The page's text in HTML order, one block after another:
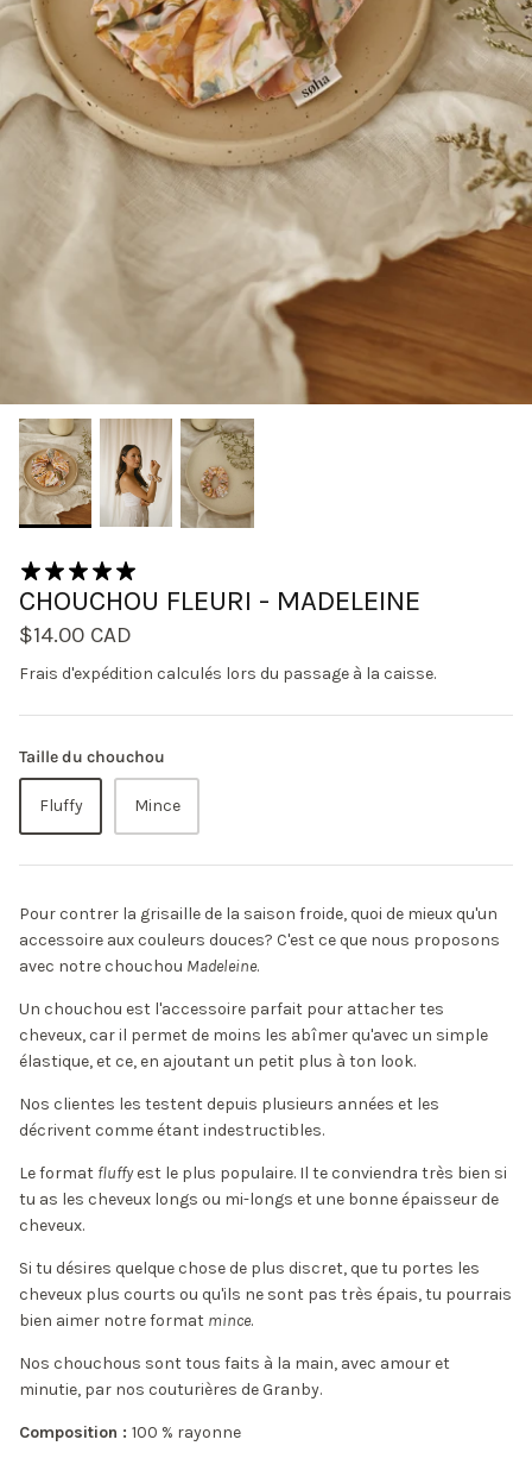
CHOUCHOU FLEURI - MADELEINE
$14.00 CAD
Frais d'expédition calculés lors du passage à la caisse.
Taille du chouchou
Fluffy Mince
Pour contrer la grisaille de la saison froide, quoi de mieux qu'un
accessoire aux couleurs douces? C'est ce que nous proposons
avec notre chouchou Madeleine.
Un chouchou est l'accessoire parfait pour attacher tes
cheveux, car il permet de moins les abîmer qu'avec un simple
élastique, et ce, en ajoutant un petit plus à ton look.
Nos clientes les testent depuis plusieurs années et les
décrivent comme étant indestructibles.
Le format fluffyest le plus populaire. Il te conviendra très bien si
tu as les cheveux longs ou mi-longs et une bonne épaisseur de
cheveux.
Si tu désires quelque chose de plus discret, que tu portes les
cheveux plus courts ou qu'ils ne sont pas très épais, tu pourrais
bien aimer notre format mince.
Nos chouchous sont tous faits à la main, avec amour et
minutie, par nos couturières de Granby.
Composition : 100 % rayonne